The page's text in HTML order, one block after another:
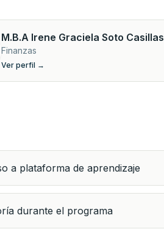
M.B.A Irene Graciela Soto Casillas
Finanzas
Ver perfil →
a plataforma de aprendizaje
durante el programa